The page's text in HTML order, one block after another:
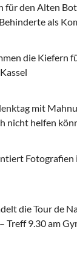
für den Alten
als
die Kiefern
mit
nicht helfen
Fotografien
die Tour de
Treff 9.30 am